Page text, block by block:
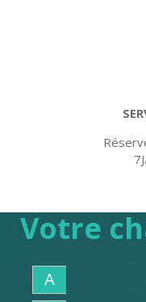
Votre
A